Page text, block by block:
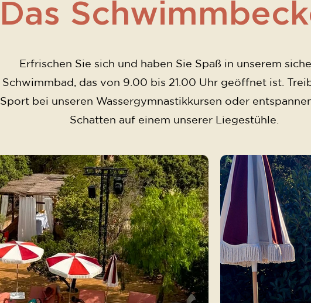
Das
Erfrischen Sie sich und haben Sie Spaß in unserem
Schwimmbad, das von 9.00 bis 21.00 Uhr geöffnet ist.
Sport bei unseren Wassergymnastikkursen oder
Schatten auf einem unserer Liegestühle.